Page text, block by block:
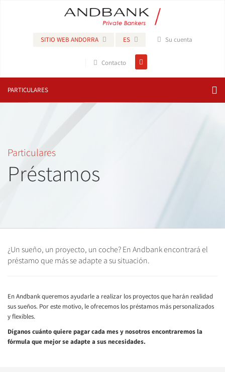
SITIO WEB ANDORRA ES Su cuenta
Contacto
PARTICULARES
Particulares
Préstamos
¿Un sueño, un proyecto, un coche? En Andbank encontrará el
préstamo que más se adapte a su situación.
En Andbank queremos ayudarle a realizar los proyectos que harán realidad
sus sueños. Por este motivo, le ofrecemos los préstamos más personalizados
y flexibles.
Díganos cuánto quiere pagar cada mes y nosotros encontraremos la
fórmula que mejor se adapte a sus necesidades.